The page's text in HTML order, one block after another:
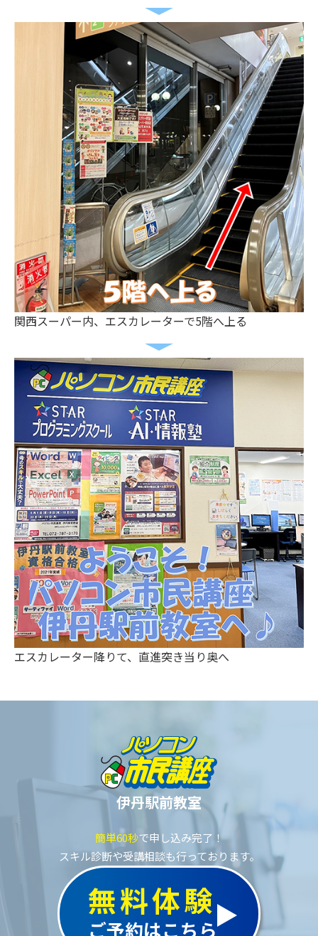
関西スーパー内、エスカレーターで5階へ上る
エスカレーター降りて、直進突き当り奥へ
伊丹駅前教室
簡単60秒で申し込み完了！
スキル診断や受講相談も行っております。
無料体験
ご予約はこちら